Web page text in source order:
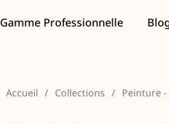
Gamme Professionnelle
Accueil / Collections / Peinture